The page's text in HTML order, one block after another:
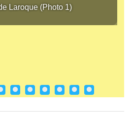
Laroque (Photo 1)